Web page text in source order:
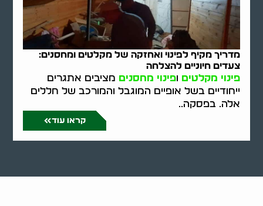
מדריך מקיף לפינוי ואחזקה של מקלטים ומחסנים:
צעדים חיוניים להצלחה
פינוי מקלטים ופינוי מחסנים מציבים אתגרים
ייחודיים בשל אופיים המוגבל והמורכב של חללים
אלה. בפסקה..
קראו עוד